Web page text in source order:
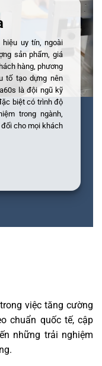
uy tín, ngoài
sản phẩm, giá
hàng, phương
tố tạo dựng nên
là đội ngũ kỹ
biệt có trình độ
trong ngành,
cho mọi khách
việc tăng cường
chuẩn quốc tế, cập
những trải nghiệm